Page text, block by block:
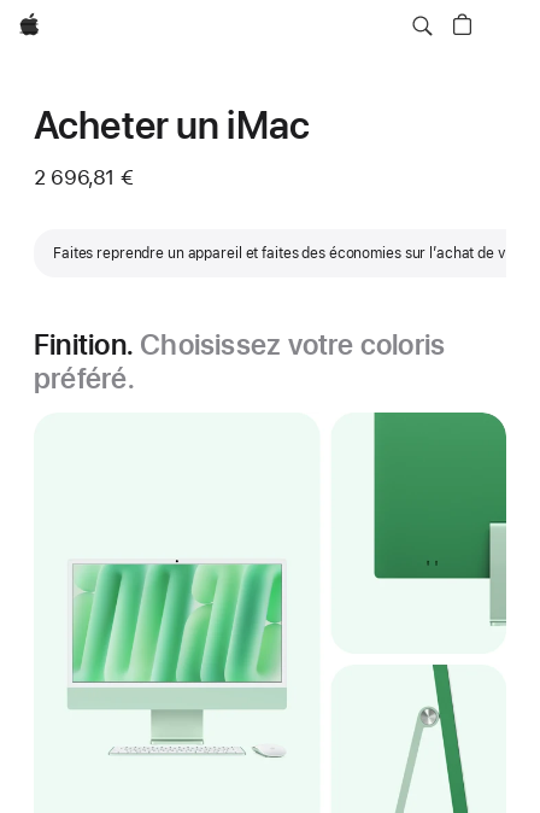
Apple
Acheter un iMac
2 696,81 €
Faites reprendre un appareil et faites des économies sur l’achat de votre
Finition. Choisissez votre coloris
préféré.